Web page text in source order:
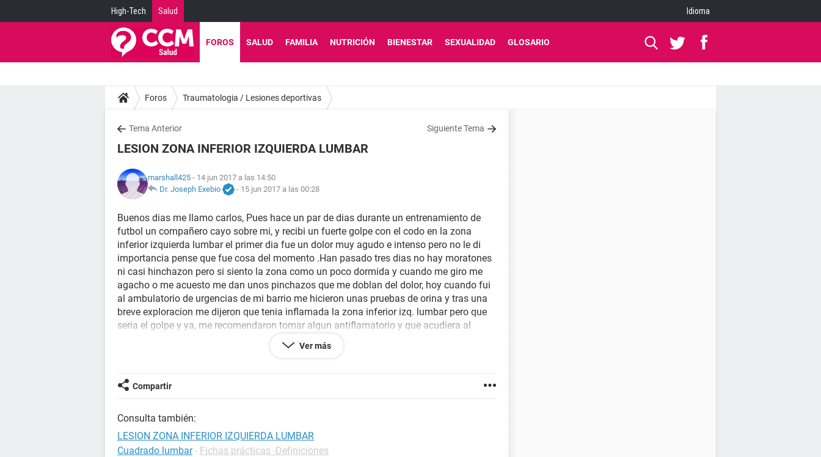
High-Tech Salud Idioma
FOROS SALUD FAMILIA NUTRICIÓN BIENESTAR SEXUALIDAD GLOSARIO
Foros Traumatologia / Lesiones deportivas
Tema Anterior Siguiente Tema
LESION ZONA INFERIOR IZQUIERDA LUMBAR
marshall425 - 14 jun 2017 a las 14:50
Dr. Joseph Exebio
- 15 jun 2017 a las 00:28
Buenos dias me llamo carlos, Pues hace un par de dias durante un entrenamiento de
futbol un compañero cayo sobre mi, y recibi un fuerte golpe con el codo en la zona
inferior izquierda lumbar el primer dia fue un dolor muy agudo e intenso pero no le di
importancia pense que fue cosa del momento .Han pasado tres dias no hay moratones
ni casi hinchazon pero si siento la zona como un poco dormida y cuando me giro me
agacho o me acuesto me dan unos pinchazos que me doblan del dolor, hoy cuando fui
al ambulatorio de urgencias de mi barrio me hicieron unas pruebas de orina y tras una
breve exploracion me dijeron que tenia inflamada la zona inferior izq. lumbar pero que
seria el golpe y ya, me recomendaron tomar algun antiflamatorio y que acudiera al
La cosa es que cada dia al levantarme tengo unos dolores que me paralizan el cuerpo y
antinflamatorios me ayuden
Puede ser algo grave ? pienso volver a que le echen un ojo pero que medida preventiva
Ver más
Compartir
Consulta también:
LESION ZONA INFERIOR IZQUIERDA LUMBAR
Cuadrado lumbar - Fichas prácticas -Definiciones